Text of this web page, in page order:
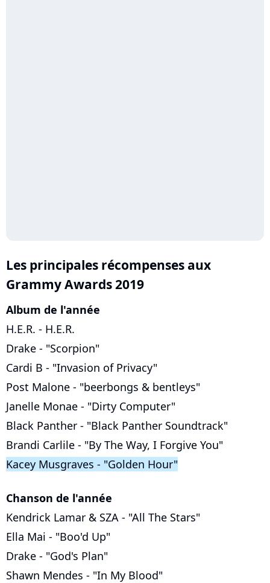
Les principales récompenses aux
Grammy Awards 2019
Album de l'année
H.E.R. - H.E.R.
Drake - "Scorpion"
Cardi B - "Invasion of Privacy"
Post Malone - "beerbongs & bentleys"
Janelle Monae - "Dirty Computer"
Black Panther - "Black Panther Soundtrack"
Brandi Carlile - "By The Way, I Forgive You"
Kacey Musgraves - "Golden Hour"
Chanson de l'année
Kendrick Lamar & SZA - "All The Stars"
Ella Mai - "Boo'd Up"
Drake - "God's Plan"
Shawn Mendes - "In My Blood"